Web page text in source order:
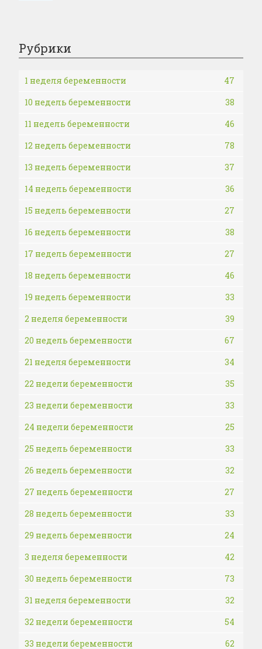
Рубрики
1 неделя беременности
47
10 недель беременности
38
11 недель беременности
46
12 недель беременности
78
13 недель беременности
37
14 недель беременности
36
15 недель беременности
27
16 недель беременности
38
17 недель беременности
27
18 недель беременности
46
19 недель беременности
33
2 неделя беременности
39
20 недель беременности
67
21 неделя беременности
34
22 недели беременности
35
23 недели беременности
33
24 недели беременности
25
25 недель беременности
33
26 недель беременности
32
27 недель беременности
27
28 недель беременности
33
29 недель беременности
24
3 неделя беременности
42
30 недель беременности
73
31 неделя беременности
32
32 недели беременности
54
33 недели беременности
62